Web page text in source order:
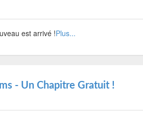
est arrivé !Plus...
- Un Chapitre Gratuit !